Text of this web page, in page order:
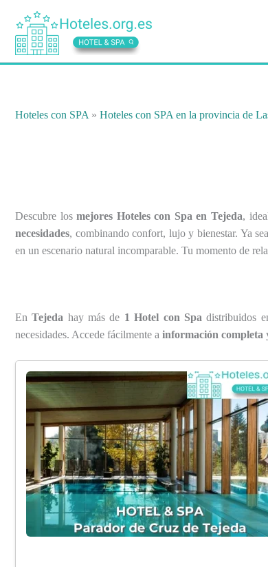
contenido
Hoteles con SPA » Hoteles con SPA en la provincia de
Descubre losmejores Hoteles con Spa en Tejeda,
necesidades, combinando confort, lujo y bienestar. Ya
en un escenario natural incomparable. Tu momento de
EnTejeda hay más de 1 Hotel con Spa distribuidos
necesidades. Accede fácilmente a información completa